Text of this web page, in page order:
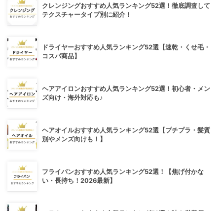
クレンジングおすすめ人気ランキング52選！徹底調査して
テクスチャータイプ別に紹介！
ドライヤーおすすめ人気ランキング52選【速乾・くせ毛・
コスパ商品】
ヘアアイロンおすすめ人気ランキング52選！初心者・メン
ズ向け・海外対応も♪
ヘアオイルおすすめ人気ランキング52選【プチプラ・髪質
別やメンズ向けも！】
フライパンおすすめ人気ランキング52選！【焦げ付かな
い・長持ち！2026最新】